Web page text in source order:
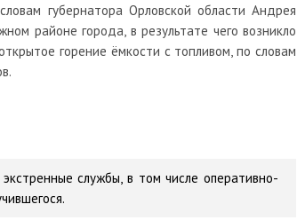
губернатора Орловской области Андрея
районе города, в результате чего возникло
горение ёмкости с топливом, по словам
службы, в том числе оперативно-